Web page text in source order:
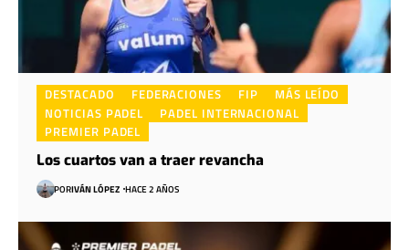
DESTACADO FEDERACIONES FIP
MÁS LEÍDO
NOTICIAS PADEL
PADEL INTERNACIONAL
PREMIER PADEL
Los cuartos van a traer revancha
PORIVÁN LÓPEZ HACE 2 AÑOS